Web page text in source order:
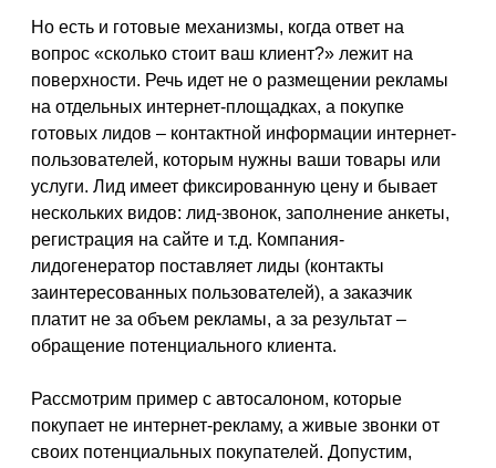
Но есть и готовые механизмы, когда ответ на
вопрос «сколько стоит ваш клиент?» лежит на
поверхности. Речь идет не о размещении рекламы
на отдельных интернет-площадках, а покупке
готовых лидов – контактной информации интернет-
пользователей, которым нужны ваши товары или
услуги. Лид имеет фиксированную цену и бывает
нескольких видов: лид-звонок, заполнение анкеты,
регистрация на сайте и т.д. Компания-
лидогенератор поставляет лиды (контакты
заинтересованных пользователей), а заказчик
платит не за объем рекламы, а за результат –
обращение потенциального клиента.
Рассмотрим пример с автосалоном, которые
покупает не интернет-рекламу, а живые звонки от
своих потенциальных покупателей. Допустим,